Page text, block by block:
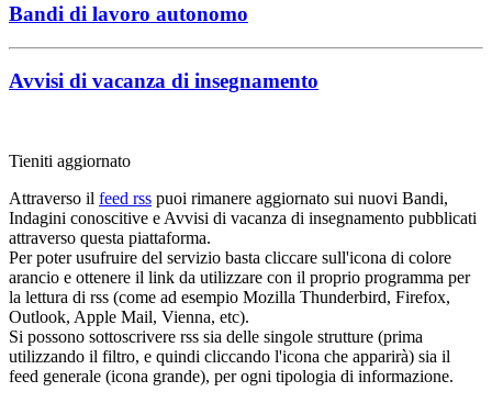
Bandi di lavoro autonomo
Avvisi di vacanza di insegnamento
Tieniti aggiornato
Attraverso il feed rss puoi rimanere aggiornato sui nuovi Bandi,
Indagini conoscitive e Avvisi di vacanza di insegnamento pubblicati
attraverso questa piattaforma.
Per poter usufruire del servizio basta cliccare sull'icona di colore
arancio e ottenere il link da utilizzare con il proprio programma per
la lettura di rss (come ad esempio Mozilla Thunderbird, Firefox,
Outlook, Apple Mail, Vienna, etc).
Si possono sottoscrivere rss sia delle singole strutture (prima
utilizzando il filtro, e quindi cliccando l'icona che apparirà) sia il
feed generale (icona grande), per ogni tipologia di informazione.